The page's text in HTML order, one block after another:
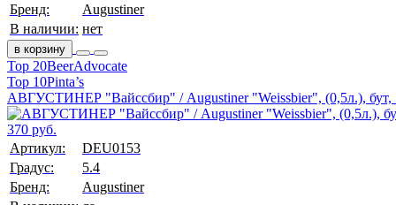
Бренд:
Augustiner
В наличии: нет
в корзину
Top 20BeerAdvocate
Top 10Pinta’s
АВГУСТИНЕР "Вайссбир" / Augustiner "Weissbier", (0,5л.), бут,
370 руб.
Артикул:
DEU0153
Градус:
5.4
Бренд:
Augustiner